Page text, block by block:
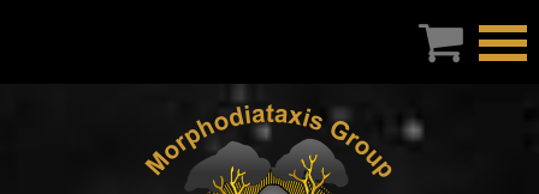
